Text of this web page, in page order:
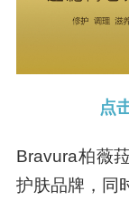
点
Bravura柏薇
护肤品牌，同